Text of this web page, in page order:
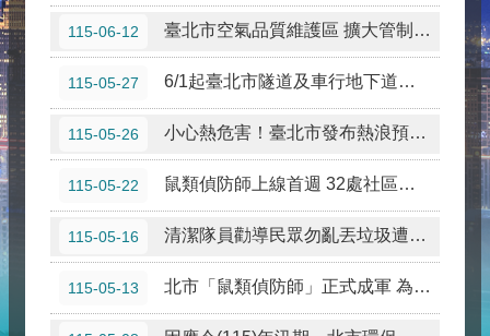
獎勵研究報告徵件延長，詳臺北市研考會網站
本府智慧支付平台將於115年8月9日（星期日）上午10時 30分至下午1時30分進行系統維護作業，期間將暫停服務
查賄ING，賄選會NG，檢舉賄選專線0800-024-099，臺北地檢署、臺北市政府政風處關心您。
115-06-12 臺北市空氣品質維護區 擴大管制南京東路、仁愛路及信義路 違規車輛7月起直接開罰
115-05-27 6/1起臺北市隧道及車行地下道實施側溝清疏 請用路人小心駕駛注意安全
115-05-26 小心熱危害！臺北市發布熱浪預警 跨局處啟動因應措施
115-05-22 鼠類偵防師上線首週 32處社區申請 齊力打造宜居環境
115-05-16 清潔隊員勸導民眾勿亂丟垃圾遭毆打 北市環保局嚴正譴責暴力行徑
115-05-13 北市「鼠類偵防師」正式成軍 為民打造鼠類防火牆